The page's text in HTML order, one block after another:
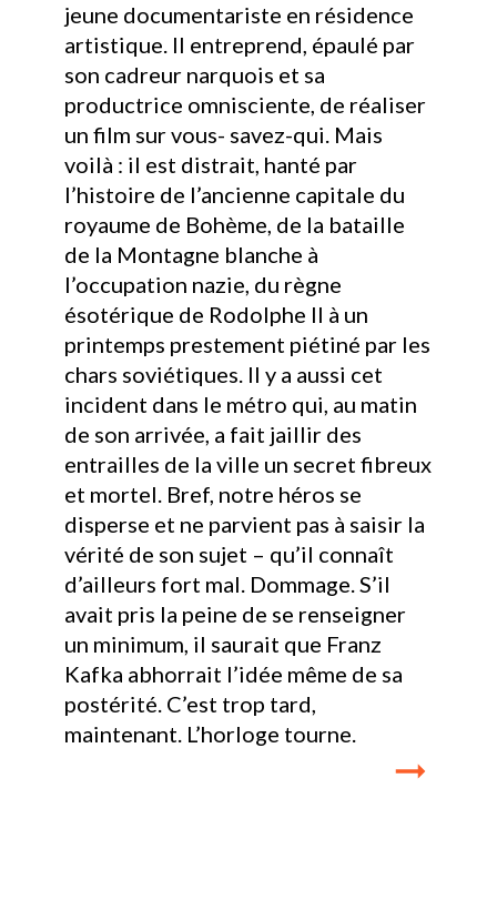
jeune documentariste en résidence
artistique. Il entreprend, épaulé par
son cadreur narquois et sa
productrice omnisciente, de réaliser
un film sur vous- savez-qui. Mais
voilà : il est distrait, hanté par
l’histoire de l’ancienne capitale du
royaume de Bohème, de la bataille
de la Montagne blanche à
l’occupation nazie, du règne
ésotérique de Rodolphe II à un
printemps prestement piétiné par les
chars soviétiques. Il y a aussi cet
incident dans le métro qui, au matin
de son arrivée, a fait jaillir des
entrailles de la ville un secret fibreux
et mortel. Bref, notre héros se
disperse et ne parvient pas à saisir la
vérité de son sujet – qu’il connaît
d’ailleurs fort mal. Dommage. S’il
avait pris la peine de se renseigner
un minimum, il saurait que Franz
Kafka abhorrait l’idée même de sa
postérité. C’est trop tard,
maintenant. L’horloge tourne.